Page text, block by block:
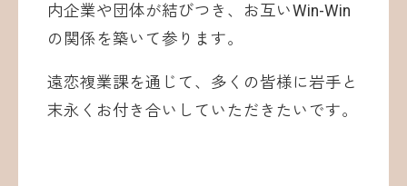
内企業や団体が結びつき、お互いWin-Win
の関係を築いて参ります。
遠恋複業課を通じて、多くの皆様に岩手と
末永くお付き合いしていただきたいです。